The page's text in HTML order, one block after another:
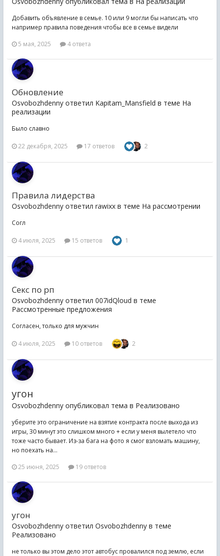
Добавить объявление в семье. 10 или 9 могли бы написать что
например правила поведения чтобы все в семье видели
5 мая, 2025
4 ответа
Обновление
Osvobozhdenny ответил Kapitam_Mansfield в теме На
реализации
Было славно
22 декабря, 2025 17 ответов 2
Правила лидерства
Osvobozhdenny ответил rawixx в теме На рассмотрении
Согл
4 июля, 2025 15 ответов 1
Секс по рп
Osvobozhdenny ответил 007idQloud в теме
Рассмотренные предложения
Согласен, только для мужчин
4 июля, 2025 10 ответов 2
угон
Osvobozhdenny опубликовал тема в Реализовано
уберите это ограничение на взятие контракта после выхода из
игры, 30 минут это слишком много + если у меня вылетело что
тоже часто бывает. Из-за бага на фото я смог взломать машину,
но поехать на...
25 июня, 2025
19 ответов
угон
Osvobozhdenny ответил Osvobozhdenny в теме
Реализовано
не только вы этом дело этот автобус провалился под землю, если